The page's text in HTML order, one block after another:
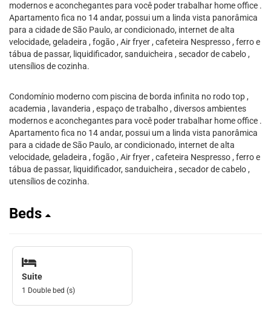
modernos e aconchegantes para você poder trabalhar home office .
Apartamento fica no 14 andar, possui um a linda vista panorâmica
para a cidade de São Paulo, ar condicionado, internet de alta
velocidade, geladeira , fogão , Air fryer , cafeteira Nespresso , ferro e
tábua de passar, liquidificador, sanduicheira , secador de cabelo ,
utensílios de cozinha.
Condomínio moderno com piscina de borda infinita no rodo top ,
academia , lavanderia , espaço de trabalho , diversos ambientes
modernos e aconchegantes para você poder trabalhar home office .
Apartamento fica no 14 andar, possui um a linda vista panorâmica
para a cidade de São Paulo, ar condicionado, internet de alta
velocidade, geladeira , fogão , Air fryer , cafeteira Nespresso , ferro e
tábua de passar, liquidificador, sanduicheira , secador de cabelo ,
utensílios de cozinha.
Beds
Suite
1 Double bed (s)